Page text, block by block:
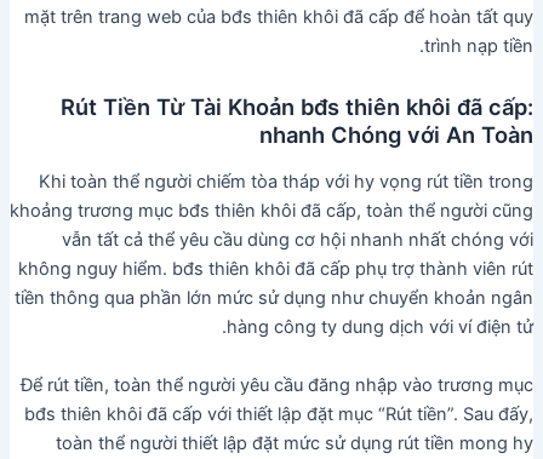
mặt trên trang web của bđs thiên khôi đã cấp để hoàn tất quy
trình nạp tiền.
Rút Tiền Từ Tài Khoản bđs thiên khôi đã cấp:
nhanh Chóng với An Toàn
Khi toàn thể người chiếm tòa tháp với hy vọng rút tiền trong
khoảng trương mục bđs thiên khôi đã cấp, toàn thể người cũng
vẫn tất cả thể yêu cầu dùng cơ hội nhanh nhất chóng với
không nguy hiểm. bđs thiên khôi đã cấp phụ trợ thành viên rút
tiền thông qua phần lớn mức sử dụng như chuyển khoản ngân
hàng công ty dung dịch với ví điện tử.
Để rút tiền, toàn thể người yêu cầu đăng nhập vào trương mục
bđs thiên khôi đã cấp với thiết lập đặt mục “Rút tiền”. Sau đấy,
toàn thể người thiết lập đặt mức sử dụng rút tiền mong hy